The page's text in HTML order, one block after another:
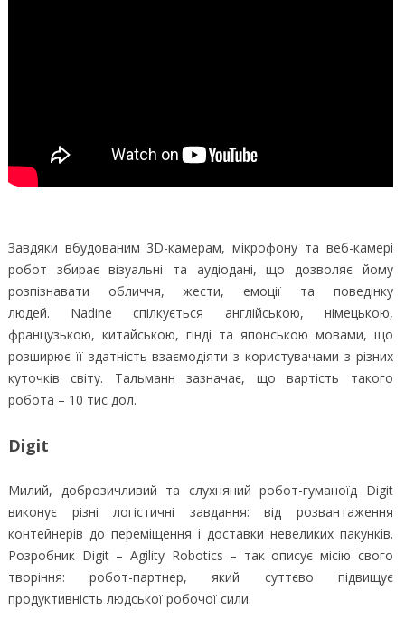
Завдяки вбудованим 3D-камерам, мікрофону та веб-камері
робот збирає візуальні та аудіодані, що дозволяє йому
розпізнавати обличчя, жести, емоції та поведінку
людей. Nadine спілкується англійською, німецькою,
французькою, китайською, гінді та японською мовами, що
розширює її здатність взаємодіяти з користувачами з різних
куточків світу. Тальманн зазначає, що вартість такого
робота – 10 тис дол.
Digit
Милий, доброзичливий та слухняний робот-гуманоїд Digit
виконує різні логістичні завдання: від розвантаження
контейнерів до переміщення і доставки невеликих пакунків.
Розробник Digit – Agility Robotics – так описує місію свого
творіння: робот-партнер, який суттєво підвищує
продуктивність людської робочої сили.